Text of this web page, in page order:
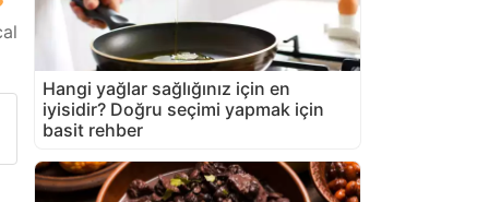
gönderbir soru sorun
tarifin fotoğrafını
Hangi yağlar sağlığınız için en
iyisidir? Doğru seçimi yapmak için
basit rehber